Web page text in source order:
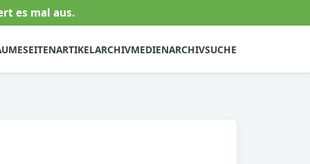
es mal aus.
SEITENARTIKELARCHIVMEDIENARCHIVSUCHE